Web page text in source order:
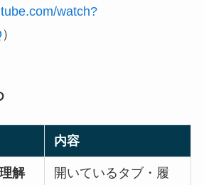
watch?
）
内容
解
開いているタブ・履